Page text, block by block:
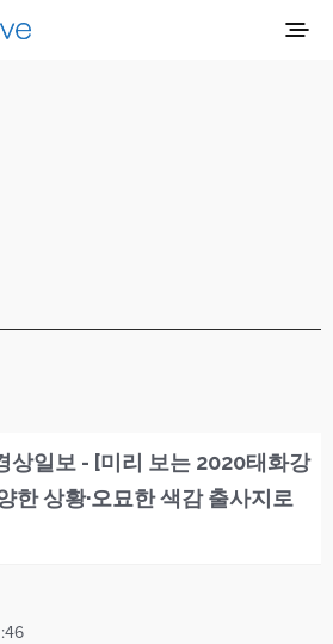
상일보 - [미리 보는 2020태화강
한 상황·오묘한 색감 출사지로